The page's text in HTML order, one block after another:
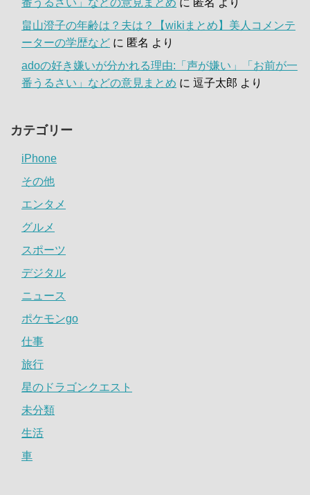
畠山澄子の年齢は？夫は？【wikiまとめ】美人コメンテ
ーターの学歴など に 匿名 より
adoの好き嫌いが分かれる理由:「声が嫌い」「お前が一
番うるさい」などの意見まとめ に 逗子太郎 より
カテゴリー
iPhone
その他
エンタメ
グルメ
スポーツ
デジタル
ニュース
ポケモンgo
仕事
旅行
星のドラゴンクエスト
未分類
生活
車